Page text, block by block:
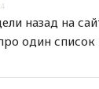
назад на
один список